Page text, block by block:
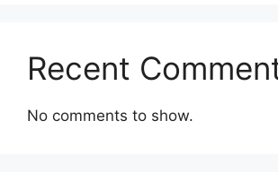
Recent
No comments to show.